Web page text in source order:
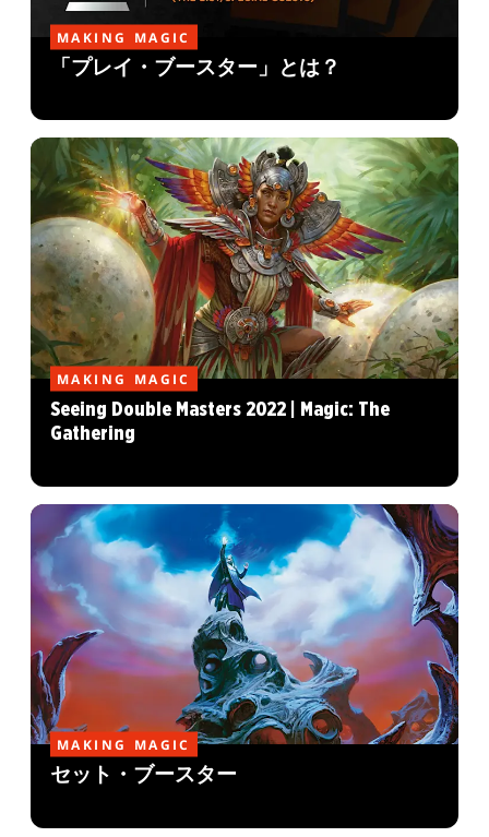
MAKING MAGIC
「プレイ・ブースター」とは？
MAKING MAGIC
Seeing Double Masters 2022 | Magic: The
Gathering
MAKING MAGIC
セット・ブースター